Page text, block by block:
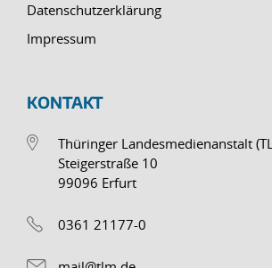
Datenschutzerklärung
Impressum
KONTAKT
Thüringer Landesmedienanstalt
Steigerstraße 10
99096 Erfurt
0361 21177-0